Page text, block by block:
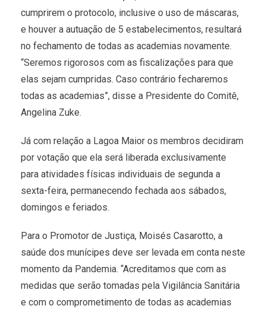
cumprirem o protocolo, inclusive o uso de máscaras,
e houver a autuação de 5 estabelecimentos, resultará
no fechamento de todas as academias novamente.
“Seremos rigorosos com as fiscalizações para que
elas sejam cumpridas. Caso contrário fecharemos
todas as academias”, disse a Presidente do Comitê,
Angelina Zuke.
Já com relação a Lagoa Maior os membros decidiram
por votação que ela será liberada exclusivamente
para atividades físicas individuais de segunda a
sexta-feira, permanecendo fechada aos sábados,
domingos e feriados.
Para o Promotor de Justiça, Moisés Casarotto, a
saúde dos munícipes deve ser levada em conta neste
momento da Pandemia. “Acreditamos que com as
medidas que serão tomadas pela Vigilância Sanitária
e com o comprometimento de todas as academias